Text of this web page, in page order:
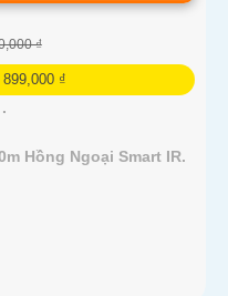
₫
₫
Hồng Ngoại Smart IR.